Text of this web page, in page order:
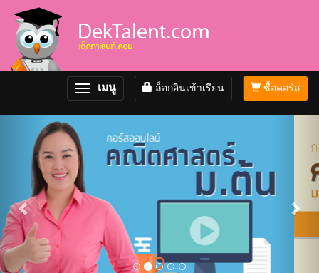
ซื้อคอร์ส
ล็อกอินเข้าเรียน
Toggle
navigation
เมนู
Previous